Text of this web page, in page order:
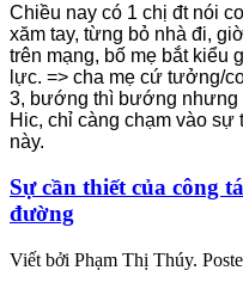
Chiều nay có 1 chị đt nói
xăm tay, từng bỏ nhà đi,
trên mạng, bố mẹ bắt kiểu
lực. => cha mẹ cứ tưởng/
3, bướng thì bướng nhưng
Hic, chỉ càng chạm vào sự
này.
Sự cần thiết của công
đường
Viết bởi Phạm Thị Thúy.